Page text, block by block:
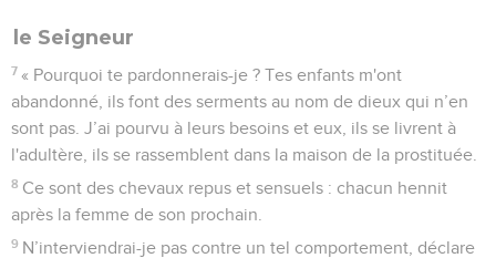
le Seigneur
7 « Pourquoi te pardonnerais-je ? Tes enfants m'ont
abandonné, ils font des serments au nom de dieux qui n’en
sont pas. J’ai pourvu à leurs besoins et eux, ils se livrent à
l'adultère, ils se rassemblent dans la maison de la prostituée.
8 Ce sont des chevaux repus et sensuels : chacun hennit
après la femme de son prochain.
9 N’interviendrai-je pas contre un tel comportement, déclare